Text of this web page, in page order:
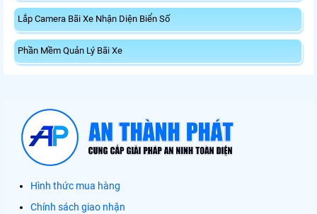
Lắp Camera Bãi Xe Nhận Diện Biển Số
Phần Mềm Quản Lý Bãi Xe
Hình thức mua hàng
Chính sách giao nhận